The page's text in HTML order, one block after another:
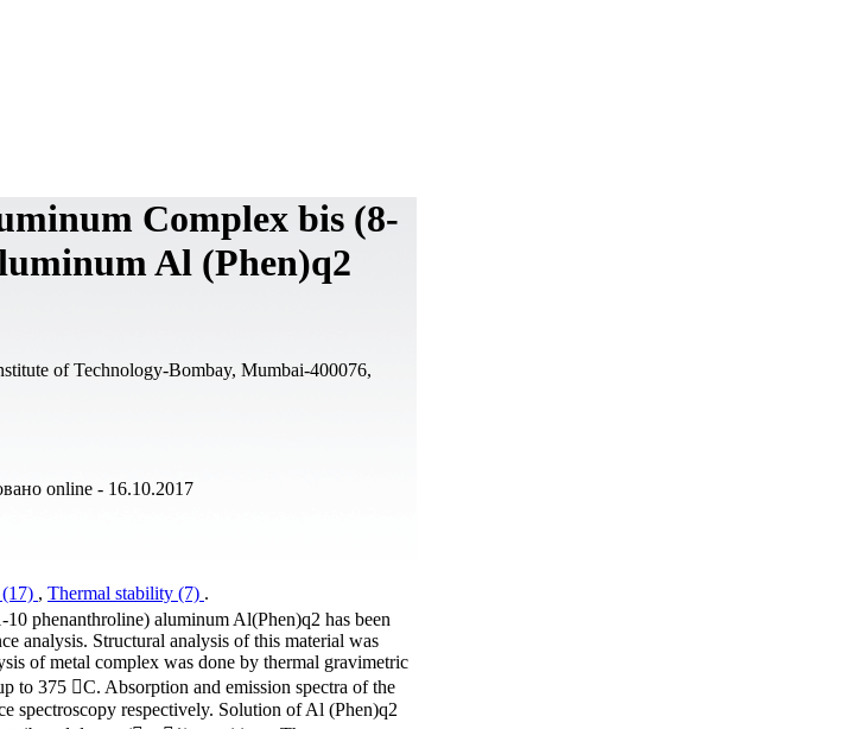
Complex bis (8-
Al (Phen)q2
of Technology-Bombay, Mumbai-400076,
online - 16.10.2017
, Thermal stability (7) .
phenanthroline) aluminum Al(Phen)q2 has been
analysis. Structural analysis of this material was
of metal complex was done by thermal gravimetric
to 375 C. Absorption and emission spectra of the
spectroscopy respectively. Solution of Al (Phen)q2